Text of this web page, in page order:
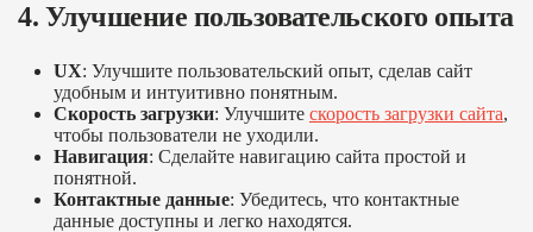
4. Улучшение пользовательского опыта
UX: Улучшите пользовательский опыт, сделав сайт
удобным и интуитивно понятным.
Скорость загрузки: Улучшите скорость загрузки сайта,
чтобы пользователи не уходили.
Навигация: Сделайте навигацию сайта простой и
понятной.
Контактные данные: Убедитесь, что контактные
данные доступны и легко находятся.